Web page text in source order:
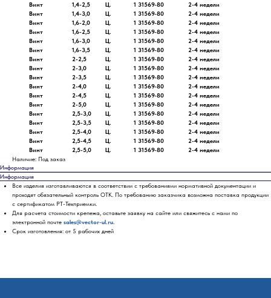
Винт
1,4-2,5 Ц. 1 31569-80
2-4 недели
Винт
1,4-3,0 Ц. 1 31569-80
2-4 недели
Винт
1,6-2,0 Ц. 1 31569-80
2-4 недели
Винт
1,6-2,5 Ц. 1 31569-80
2-4 недели
Винт
1,6-3,0 Ц. 1 31569-80
2-4 недели
Винт
1,6-3,5 Ц. 1 31569-80
2-4 недели
Винт
2-2,5 Ц. 1 31569-80
2-4 недели
Винт
2-3,0 Ц. 1 31569-80
2-4 недели
Винт
2-3,5 Ц. 1 31569-80
2-4 недели
Винт
2-4,0 Ц. 1 31569-80
2-4 недели
Винт
2-4,5 Ц. 1 31569-80
2-4 недели
Винт
2-5,0 Ц. 1 31569-80
2-4 недели
Винт
2,5-3,0 Ц. 1 31569-80
2-4 недели
Винт
2,5-3,5 Ц. 1 31569-80
2-4 недели
Винт
2,5-4,0 Ц. 1 31569-80
2-4 недели
Винт
2,5-4,5 Ц. 1 31569-80
2-4 недели
Винт
2,5-5,0 Ц. 1 31569-80
2-4 недели
Наличие: Под заказ
Информация
Информация
Все изделия изготавливаются в соответствии с требованиями нормативной документации и
проходят обязательный контроль ОТК. По требованию заказчика возможна поставка продукции
с сертификатом РТ-Техприемки.
Для расчета стоимости крепежа, оставьте заявку на сайте или свяжитесь с нами по
электронной почте sales@vector-ul.ru.
Срок изготовления: от 5 рабочих дней